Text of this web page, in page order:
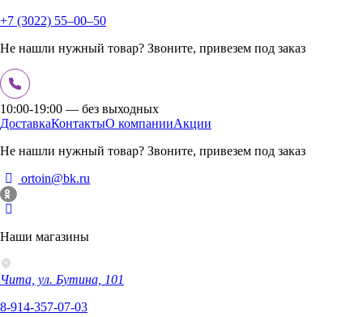
+7 (3022) 55‒00‒50
Не нашли нужный товар? Звоните, привезем под заказ
10:00-19:00 — без выходных
ДоставкаКонтактыО компанииАкции
Не нашли нужный товар? Звоните, привезем под заказ
ortoin@bk.ru
Наши магазины
Чита, ул. Бутина, 101
8-914-357-07-03